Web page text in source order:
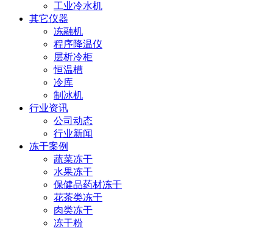
工业冷水机
其它仪器
冻融机
程序降温仪
层析冷柜
恒温槽
冷库
制冰机
行业资讯
公司动态
行业新闻
冻干案例
蔬菜冻干
水果冻干
保健品药材冻干
花茶类冻干
肉类冻干
冻干粉